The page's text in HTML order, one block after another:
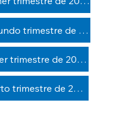
Informe del gerente del segundo trimestre de 2024
Informe del gerente del tercer trimestre de 2024
Informe del gerente del cuarto trimestre de 2024